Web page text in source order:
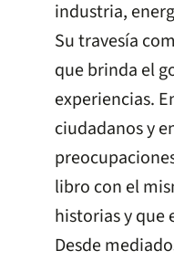
industria,
Su travesía
que brinda el
experiencias.
ciudadanos y
libro con el
historias y que
Desde